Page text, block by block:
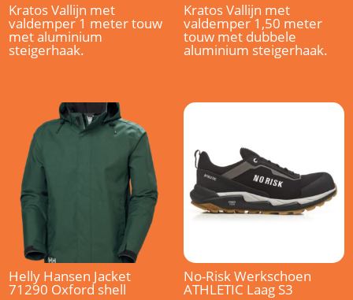
Kratos Vallijn met
valdemper 1 meter touw
met aluminium
steigerhaak.
Kratos Vallijn met
valdemper 1,50 meter
touw met dubbele
aluminium steigerhaak.
Helly Hansen Jacket
71290 Oxford shell
No-Risk Werkschoen
ATHLETIC Laag S3